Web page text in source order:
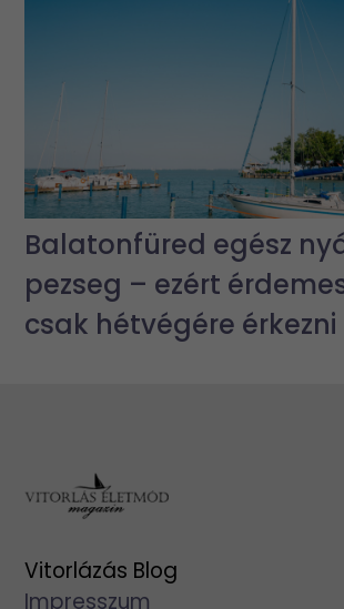
Balatonfüred egész
pezseg – ezért
csak hétvégére érkezni
Vitorlázás Blog
Impresszum